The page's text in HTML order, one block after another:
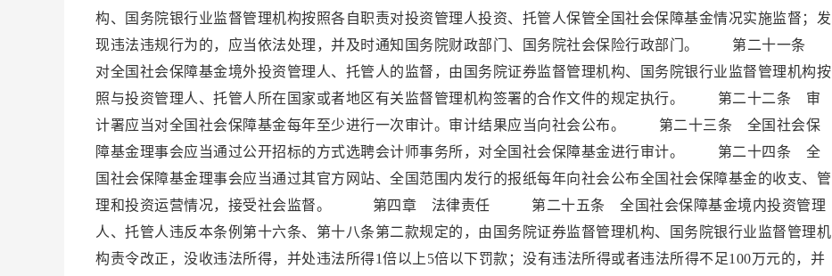
构、国务院银行业监督管理机构按照各自职责对投资管理人投资、托管人保管全国社会保障基金情况实施监督；发
现违法违规行为的，应当依法处理，并及时通知国务院财政部门、国务院社会保险行政部门。 第二十一条
对全国社会保障基金境外投资管理人、托管人的监督，由国务院证券监督管理机构、国务院银行业监督管理机构按
照与投资管理人、托管人所在国家或者地区有关监督管理机构签署的合作文件的规定执行。 第二十二条 审
计署应当对全国社会保障基金每年至少进行一次审计。审计结果应当向社会公布。 第二十三条 全国社会保
障基金理事会应当通过公开招标的方式选聘会计师事务所，对全国社会保障基金进行审计。 第二十四条 全
国社会保障基金理事会应当通过其官方网站、全国范围内发行的报纸每年向社会公布全国社会保障基金的收支、管
理和投资运营情况，接受社会监督。 第四章 法律责任 第二十五条 全国社会保障基金境内投资管理
人、托管人违反本条例第十六条、第十八条第二款规定的，由国务院证券监督管理机构、国务院银行业监督管理机
构责令改正，没收违法所得，并处违法所得1倍以上5倍以下罚款；没有违法所得或者违法所得不足100万元的，并